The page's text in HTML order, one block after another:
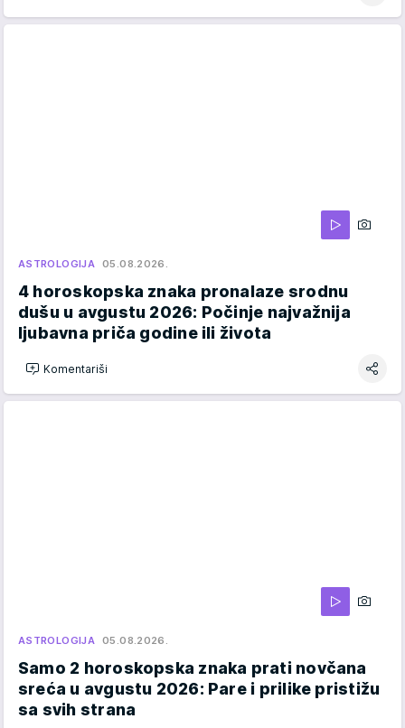
ASTROLOGIJA 05.08.2026.
4 horoskopska znaka pronalaze srodnu
dušu u avgustu 2026: Počinje najvažnija
ljubavna priča godine ili života
Komentariši
ASTROLOGIJA 05.08.2026.
Samo 2 horoskopska znaka prati novčana
sreća u avgustu 2026: Pare i prilike pristižu
sa svih strana